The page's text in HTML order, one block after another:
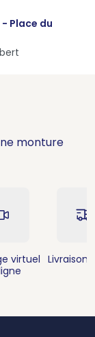
Place du
monture
virtuel
Livraison